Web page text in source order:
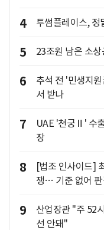
4 투썸플레이스, 정
5 23조원 남은 소
6
추석 전 '민생지
서 받나
7
UAE '천궁Ⅱ' 수
장
8
[법조 인사이드]
쟁… 기준 없어
9
산업장관 "주 52
선 안돼"